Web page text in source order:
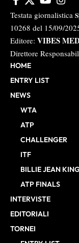
Testata giornalistica
10268 del 15/09/
Editore: VIBES
Direttore
HOME
ENTRY LIST
NEWS
WTA
ATP
CHALLENGER
ITF
BILLIE JEAN
ATP FINALS
INTERVISTE
EDITORIALI
TORNEI